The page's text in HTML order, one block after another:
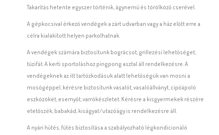
Takarítás hetente egyszer történik, ágynemű és törölköző cserével.
A gépkocsival érkező vendégek a zárt udvarban vagy a ház előtt erre a
célra kialakított helyen parkolhatnak.
A vendégek számára biztosítunk bográcsot, grillezési lehetőséget,
tűzifát. A kerti sportoláshoz pingpong asztal áll rendelkezésre. A
vendégeknek az itt tartózkodásuk alatt lehetőségük van mosni a
mosógéppel, kérésre biztosítunk vasalót, vasalóállványt, cipőápoló
eszközöket, esernyőt, varrókészletet. Kérésre a kisgyermekek részére
etetőszék, babakád, kiságyat/utazóágy is rendelkezésre áll.
A nyári hűtés, fűtés biztosítása a szabályozható légkondicionáló